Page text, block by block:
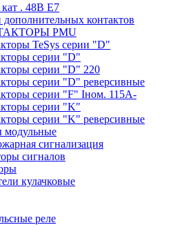
кат . 48В E7
дополнительных контактов
PMU
TeSys серии "D"
серии "D"
серии "D" 220
серии "D" реверсивные
серии "F" Iном. 115А-
серии "K"
серии "K" реверсивные
модульные
сигнализация
сигналов
кулачковые
реле